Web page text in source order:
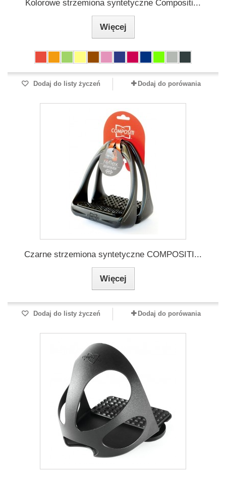
Kolorowe strzemiona syntetyczne Compositi...
Więcej
Dodaj do listy życzeń Dodaj do porówania
Czarne strzemiona syntetyczne COMPOSITI...
Więcej
Dodaj do listy życzeń Dodaj do porówania